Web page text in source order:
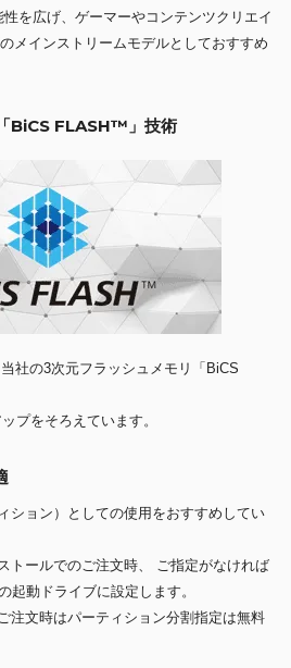
を広げ、ゲーマーやコンテンツクリエイ
メインストリームモデルとしておすすめ
BiCS FLASH™」技術
社の3次元フラッシュメモリ「BiCS
プをそろえています。
ション）としての使用をおすすめしてい
トールでのご注文時、 ご指定がなければ
起動ドライブに設定します。
注文時はパーティション分割指定は無料